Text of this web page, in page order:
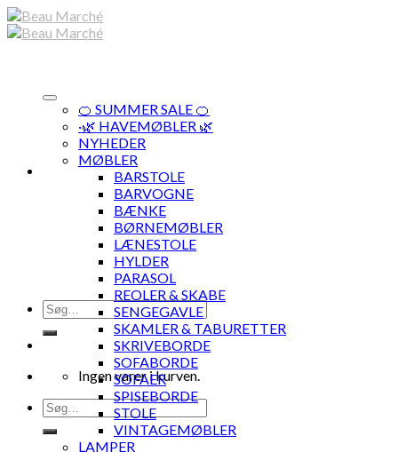
Skip
to
Søg
efter:
Ingen varer i kurven.
Søg
efter:
🍊 SUMMER SALE 🍊
·🌿 HAVEMØBLER 🌿
NYHEDER
MØBLER
BARSTOLE
BARVOGNE
BÆNKE
BØRNEMØBLER
LÆNESTOLE
HYLDER
PARASOL
REOLER & SKABE
SENGEGAVLE
SKAMLER & TABURETTER
SKRIVEBORDE
SOFABORDE
SOFAER
SPISEBORDE
STOLE
VINTAGEMØBLER
LAMPER